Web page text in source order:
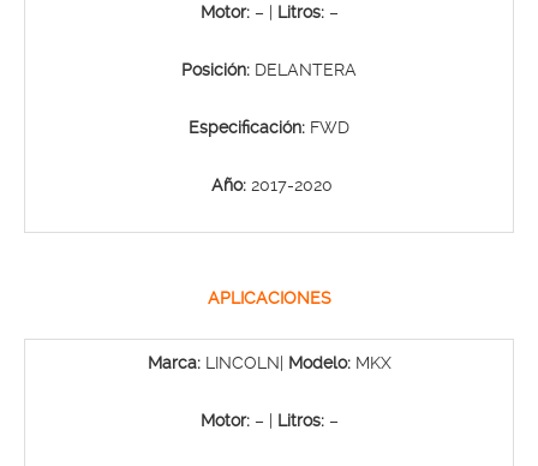
Motor:– | Litros:–
Posición: DELANTERA
Especificación: FWD
Año:2017-2020
APLICACIONES
Marca:LINCOLN| Modelo: MKX
Motor:– | Litros:–